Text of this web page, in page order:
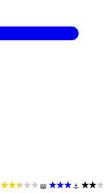
★★★★★ 📖 ★★★ ⚓ ★★★